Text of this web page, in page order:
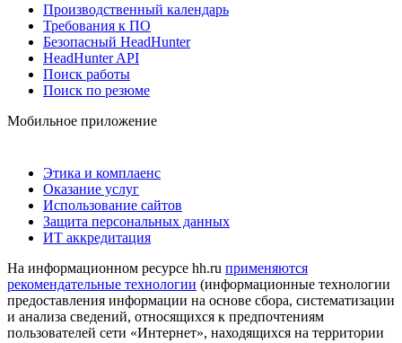
Производственный календарь
Требования к ПО
Безопасный HeadHunter
HeadHunter API
Поиск работы
Поиск по резюме
Мобильное приложение
Этика и комплаенс
Оказание услуг
Использование сайтов
Защита персональных данных
ИТ аккредитация
На информационном ресурсе hh.ru применяются
рекомендательные технологии (информационные технологии
предоставления информации на основе сбора, систематизации
и анализа сведений, относящихся к предпочтениям
пользователей сети «Интернет», находящихся на территории